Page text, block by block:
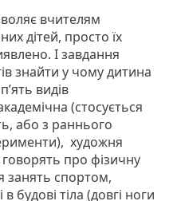
вчителям
дітей, просто їх
І завдання
знайти у чому дитина
видів
(стосується
або з раннього
художня
про фізичну
занять спортом,
будові тіла (довгі ноги